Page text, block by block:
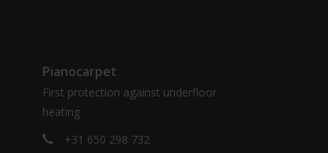
Pianocarpet
First protection against underfloor
heating
+31 650 298 732